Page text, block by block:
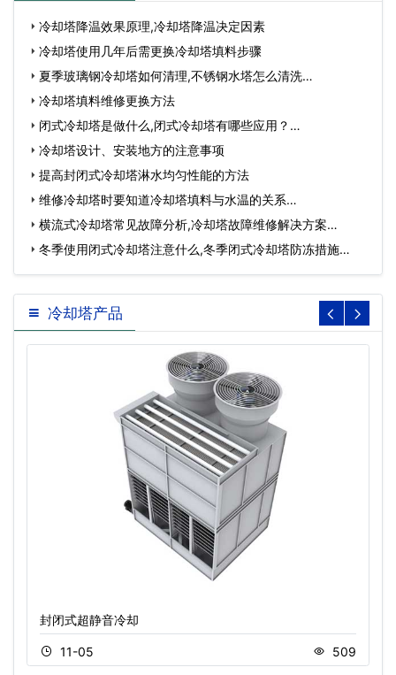
冷却塔降温效果原理,冷却塔降温决定因素
冷却塔使用几年后需更换冷却塔填料步骤
夏季玻璃钢冷却塔如何清理,不锈钢水塔怎么清洗…
冷却塔填料维修更换方法
闭式冷却塔是做什么,闭式冷却塔有哪些应用？…
冷却塔设计、安装地方的注意事项
提高封闭式冷却塔淋水均匀性能的方法
维修冷却塔时要知道冷却塔填料与水温的关系…
横流式冷却塔常见故障分析,冷却塔故障维修解决方案…
冬季使用闭式冷却塔注意什么,冬季闭式冷却塔防冻措施…
冷却塔产品
封闭式超静音冷却
11-05 509